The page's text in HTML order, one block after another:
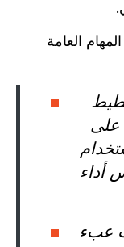
العامة
على
أداء
عبء